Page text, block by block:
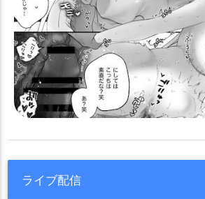
ライブ配信